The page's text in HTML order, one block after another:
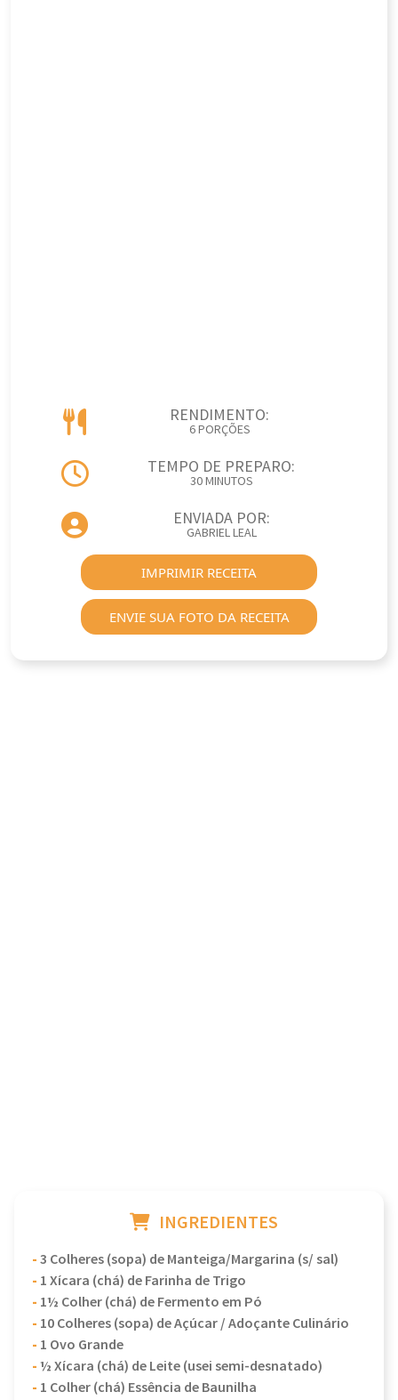
RENDIMENTO:
6 PORÇÕES
TEMPO DE PREPARO:
30 MINUTOS
ENVIADA POR:
GABRIEL LEAL
IMPRIMIR RECEITA
ENVIE SUA FOTO DA RECEITA
INGREDIENTES
-3 Colheres (sopa) de Manteiga/Margarina (s/ sal)
- 1 Xícara (chá) de Farinha de Trigo
- 1½ Colher (chá) de Fermento em Pó
- 10 Colheres (sopa) de Açúcar / Adoçante Culinário
- 1 Ovo Grande
-½ Xícara (chá) de Leite (usei semi-desnatado)
- 1 Colher (chá) Essência de Baunilha